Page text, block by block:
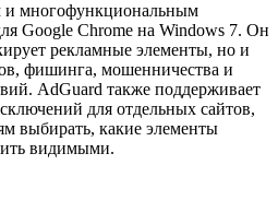
и многофункциональным
Google Chrome на Windows 7. Он
рекламные элементы, но и
фишинга, мошенничества и
AdGuard также поддерживает
для отдельных сайтов,
выбирать, какие элементы
видимыми.